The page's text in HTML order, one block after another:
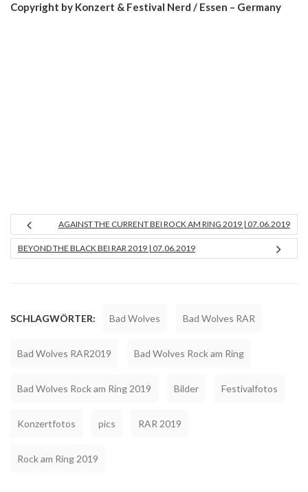
Copyright by Konzert & Festival Nerd / Essen – Germany
AGAINST THE CURRENT BEI ROCK AM RING 2019 | 07.06.2019
BEYOND THE BLACK BEI RAR 2019 | 07.06.2019
SCHLAGWÖRTER: Bad Wolves Bad Wolves RAR
Bad Wolves RAR2019 Bad Wolves Rock am Ring
Bad Wolves Rock am Ring 2019 Bilder Festivalfotos
Konzertfotos pics RAR 2019
Rock am Ring 2019